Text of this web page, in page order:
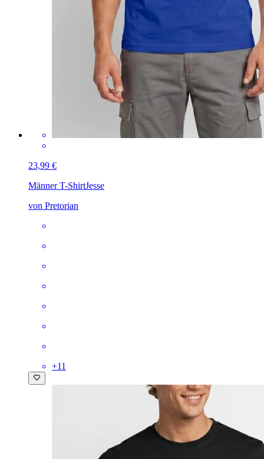
23,99 €
Männer T-ShirtJesse
von Pretorian
+11